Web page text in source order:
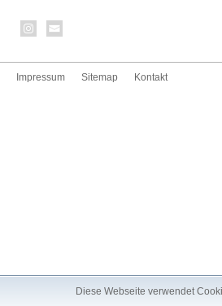
Diese Webseite verwendet
Impressum Sitemap Kontakt